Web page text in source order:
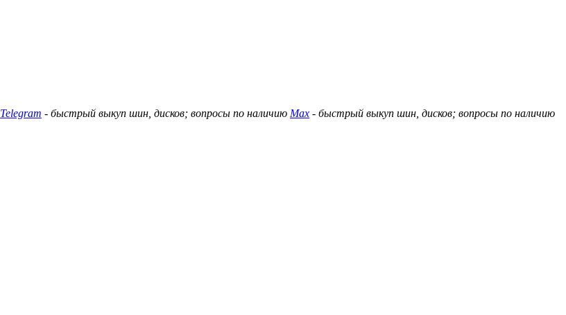
Telegram - быстрый выкуп шин, дисков; вопросы по наличию Max - быстрый выкуп шин, дисков; вопросы по наличию